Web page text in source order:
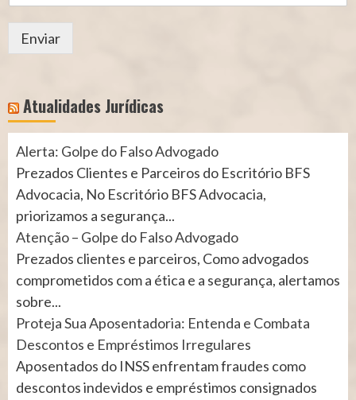
Enviar
Atualidades Jurídicas
Alerta: Golpe do Falso Advogado
Prezados Clientes e Parceiros do Escritório BFS
Advocacia, No Escritório BFS Advocacia,
priorizamos a segurança...
Atenção – Golpe do Falso Advogado
Prezados clientes e parceiros, Como advogados
comprometidos com a ética e a segurança, alertamos
sobre...
Proteja Sua Aposentadoria: Entenda e Combata
Descontos e Empréstimos Irregulares
Aposentados do INSS enfrentam fraudes como
descontos indevidos e empréstimos consignados